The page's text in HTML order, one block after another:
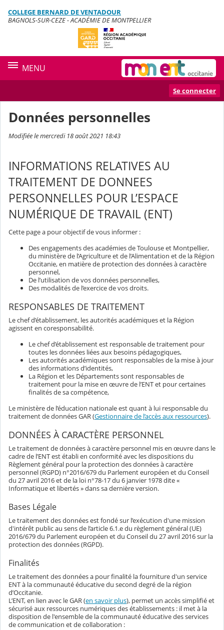
Contenu
COLLEGE BERNARD DE VENTADOUR
BAGNOLS-SUR-CEZE - ACADÉMIE DE MONTPELLIER
MENU
Se connecter
Données personnelles
Modifiée le mercredi 18 août 2021 18:43
INFORMATIONS RELATIVES AU
TRAITEMENT DE DONNEES
PERSONNELLES POUR L’ESPACE
NUMÉRIQUE DE TRAVAIL (ENT)
Cette page a pour objectif de vous informer :
Des engagements des académies de Toulouse et Montpellier,
du ministère de l’Agriculture et de l’Alimentation et de la Région
Occitanie, en matière de protection des données à caractère
personnel,
De l’utilisation de vos données personnelles,
Des modalités de l’exercice de vos droits.
RESPONSABLES DE TRAITEMENT
Le chef d’établissement, les autorités académiques et la Région
agissent en coresponsabilité.
Le chef d’établissement est responsable de traitement pour
toutes les données liées aux besoins pédagogiques,
Les autorités académiques sont responsables de la mise à jour
des informations d’identités,
La Région et les Départements sont responsables de
traitement pour la mise en œuvre de l’ENT et pour certaines
finalités de sa compétence,
Le ministère de l’éducation nationale est quant à lui responsable du
traitement de données GAR (Gestionnaire de l’accès aux ressources).
DONNÉES À CARACTÈRE PERSONNEL
Le traitement de données à caractère personnel mis en œuvre dans le
cadre de l’ENT est établi en conformité avec les dispositions du
Règlement général pour la protection des données à caractère
personnel (RGPD) n°2016/679 du Parlement européen et du Conseil
du 27 avril 2016 et de la loi n°78-17 du 6 janvier 1978 dite «
Informatique et libertés » dans sa dernière version.
Bases Légale
Le traitement des données est fondé sur l’exécution d'une mission
d'intérêt public au sens de l’article 6.1.e du règlement général (UE)
2016/679 du Parlement européen et du Conseil du 27 avril 2016 sur la
protection des données (RGPD).
Finalités
Le traitement des données a pour finalité la fourniture d'un service
ENT à la communauté éducative du second degré de la région
d’Occitanie.
L’ENT, en lien avec le GAR (en savoir plus), permet un accès simplifié et
sécurisé aux ressources numériques des établissements : il met à la
disposition de l'ensemble de la communauté éducative des services
de communication et de collaboration :